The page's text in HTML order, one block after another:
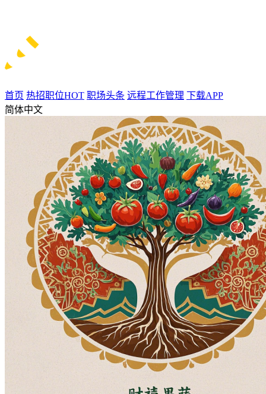
首页 热招职位HOT 职场头条 远程工作管理 下载APP
简体中文